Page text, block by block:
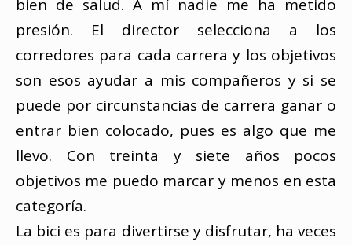
bien de salud. A mí nadie me ha metido
presión. El director selecciona a los
corredores para cada carrera y los objetivos
son esos ayudar a mis compañeros y si se
puede por circunstancias de carrera ganar o
entrar bien colocado, pues es algo que me
llevo. Con treinta y siete años pocos
objetivos me puedo marcar y menos en esta
categoría.
La bici es para divertirse y disfrutar, ha veces